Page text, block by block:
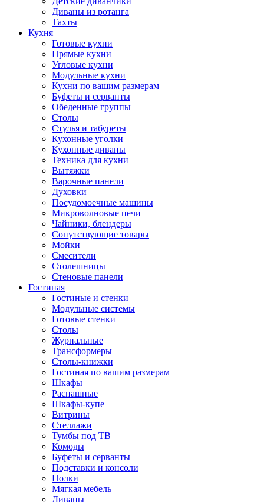
Диваны из ротанга
Тахты
Кухня
Готовые кухни
Прямые кухни
Угловые кухни
Модульные кухни
Кухни по вашим размерам
Буфеты и серванты
Обеденные группы
Столы
Стулья и табуреты
Кухонные уголки
Кухонные диваны
Техника для кухни
Вытяжки
Варочные панели
Духовки
Посудомоечные машины
Микроволновые печи
Чайники, блендеры
Сопутствующие товары
Мойки
Смесители
Столешницы
Стеновые панели
Гостиная
Гостиные и стенки
Модульные системы
Готовые стенки
Столы
Журнальные
Трансформеры
Столы-книжки
Гостиная по вашим размерам
Шкафы
Распашные
Шкафы-купе
Витрины
Стеллажи
Тумбы под ТВ
Комоды
Буфеты и серванты
Подставки и консоли
Полки
Мягкая мебель
Диваны